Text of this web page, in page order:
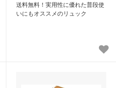
送料無料！実用性に優れた普段使
いにもオススメのリュック